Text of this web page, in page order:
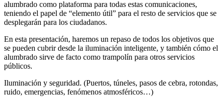
alumbrado como plataforma para todas estas comunicaciones,
teniendo el papel de “elemento útil” para el resto de servicios que se
desplegarán para los ciudadanos.
En esta presentación, haremos un repaso de todos los objetivos que
se pueden cubrir desde la iluminación inteligente, y también cómo el
alumbrado sirve de facto como trampolín para otros servicios
públicos.
Iluminación y seguridad. (Puertos, túneles, pasos de cebra, rotondas,
ruido, emergencias, fenómenos atmosféricos…)